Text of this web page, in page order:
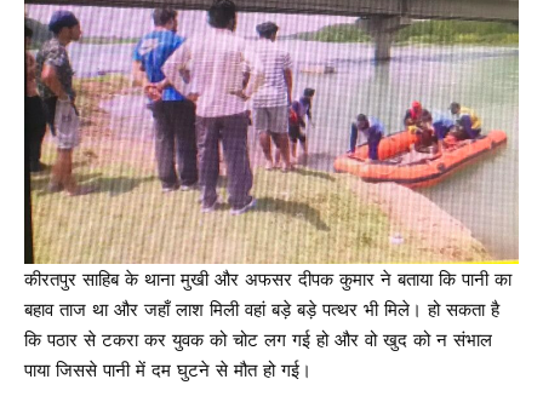
कीरतपुर साहिब के थाना मुखी और अफसर दीपक कुमार ने बताया कि पानी का
बहाव ताज था और जहाँ लाश मिली वहां बड़े बड़े पत्थर भी मिले। हो सकता है
कि पठार से टकरा कर युवक को चोट लग गई हो और वो खुद को न संभाल
पाया जिससे पानी में दम घुटने से मौत हो गई।